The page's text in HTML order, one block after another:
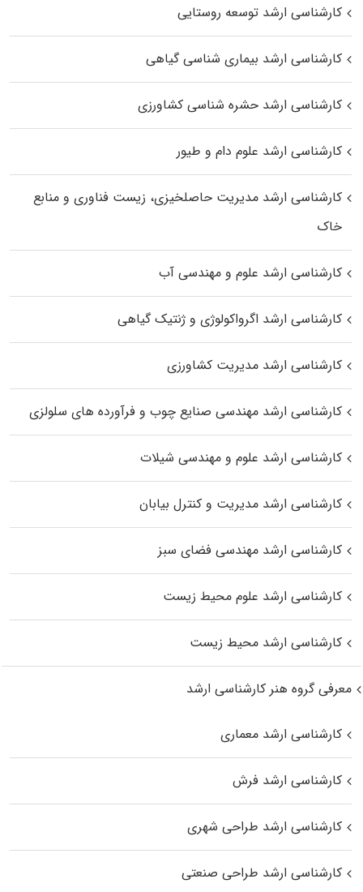
کارشناسی ارشد توسعه روستایی
کارشناسی ارشد بیماری‌ شناسی گیاهی
کارشناسی ارشد حشره‌ شناسی کشاورزی
کارشناسی ارشد علوم دام و طیور
کارشناسی ارشد مدیریت حاصلخیزی، زیست فناوری و منابع
خاک
کارشناسی ارشد علوم و مهندسی آب
کارشناسی ارشد اگرواکولوژی و ژنتیک گیاهی
کارشناسی ارشد مدیریت کشاورزی
کارشناسی ارشد مهندسی صنایع چوب و فرآورده‌ های سلولزی
کارشناسی ارشد علوم و مهندسی شیلات
کارشناسی ارشد مدیریت و کنترل بیابان
کارشناسی ارشد مهندسی فضای سبز
کارشناسی ارشد علوم محیط‌ زیست
کارشناسی ارشد محیط زیست
معرفی گروه هنر کارشناسی ارشد
کارشناسی ارشد معماری
کارشناسی ارشد فرش
کارشناسی ارشد طراحی شهری
کارشناسی ارشد طراحی صنعتی